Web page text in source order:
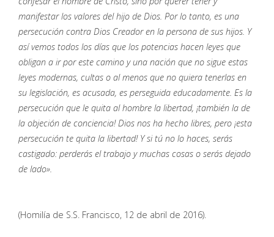
manifestar los valores del hijo de Dios. Por lo tanto, es una
persecución contra Dios Creador en la persona de sus hijos. Y
así vemos todos los días que los potencias hacen leyes que
obligan a ir por este camino y una nación que no sigue estas
leyes modernas, cultas o al menos que no quiera tenerlas en
su legislación, es acusada, es perseguida educadamente. Es la
persecución que le quita al hombre la libertad, ¡también la de
la objeción de conciencia! Dios nos ha hecho libres, pero ¡esta
persecución te quita la libertad! Y si tú no lo haces, serás
castigado: perderás el trabajo y muchas cosas o serás dejado
de lado».
(Homilía de S.S. Francisco, 12 de abril de 2016).